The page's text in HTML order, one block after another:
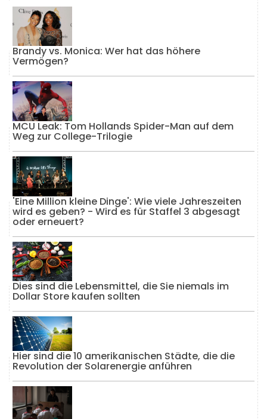
Brandy vs. Monica: Wer hat das höhere
Vermögen?
MCU Leak: Tom Hollands Spider-Man auf dem
Weg zur College-Trilogie
'Eine Million kleine Dinge': Wie viele Jahreszeiten
wird es geben? - Wird es für Staffel 3 abgesagt
oder erneuert?
Dies sind die Lebensmittel, die Sie niemals im
Dollar Store kaufen sollten
Hier sind die 10 amerikanischen Städte, die die
Revolution der Solarenergie anführen